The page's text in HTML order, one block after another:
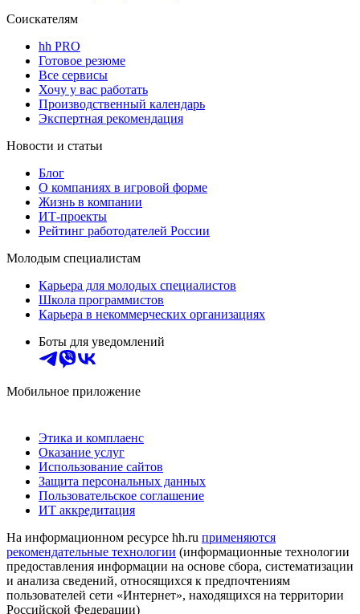
Соискателям
hh PRO
Готовое резюме
Все сервисы
Хочу у вас работать
Производственный календарь
Экспертная рекомендация
Новости и статьи
Блог
О компаниях в игровой форме
Жизнь в компании
ИТ-проекты
Рейтинг работодателей России
Молодым специалистам
Карьера для молодых специалистов
Школа программистов
Карьера в некоммерческих организациях
Боты для уведомлений
Мобильное приложение
Этика и комплаенс
Оказание услуг
Использование сайтов
Защита персональных данных
Пользовательское соглашение
ИТ аккредитация
На информационном ресурсе hh.ru применяются
рекомендательные технологии (информационные технологии
предоставления информации на основе сбора, систематизации
и анализа сведений, относящихся к предпочтениям
пользователей сети «Интернет», находящихся на территории
Российской Федерации)